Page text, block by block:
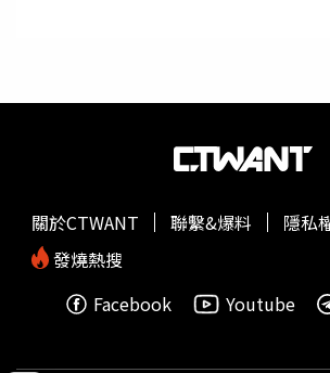
關於CTWANT 聯繫&爆料
隱私
發燒熱搜
Facebook
Youtube